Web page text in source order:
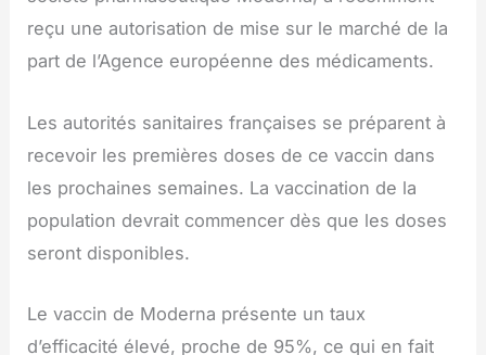
reçu une autorisation de mise sur le marché de la
part de l’Agence européenne des médicaments.
Les autorités sanitaires françaises se préparent à
recevoir les premières doses de ce vaccin dans
les prochaines semaines. La vaccination de la
population devrait commencer dès que les doses
seront disponibles.
Le vaccin de Moderna présente un taux
d’efficacité élevé, proche de 95%, ce qui en fait